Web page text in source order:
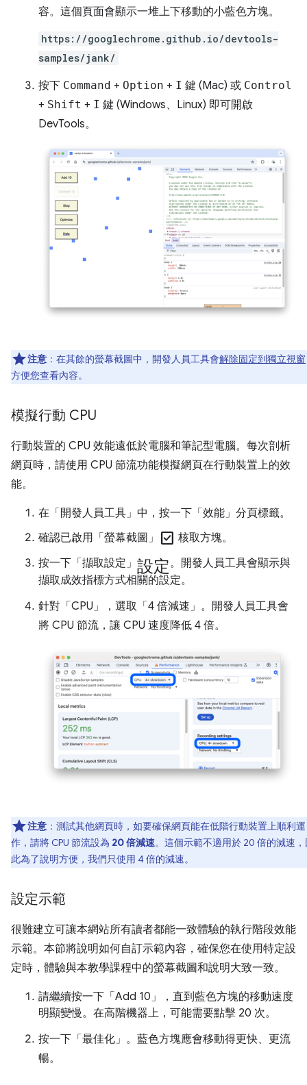
容。這個頁面會顯示一堆上下移動的小藍色方塊。
https://googlechrome.github.io/devtools-
samples/jank/
按下 Command + Option + I 鍵 (Mac) 或 Control
+ Shift + I 鍵 (Windows、Linux) 即可開啟
DevTools。
注意 ：在其餘的螢幕截圖中，開發人員工具會解除固定到獨立視窗
方便您查看內容。
模擬行動 CPU
行動裝置的 CPU 效能遠低於電腦和筆記型電腦。每次剖析
網頁時，請使用 CPU 節流功能模擬網頁在行動裝置上的效
能。
在「開發人員工具」中，按一下「效能」 分頁標籤。
確認已啟用「螢幕截圖」 check_box 核取方塊。
按一下「擷取設定」 設定。開發人員工具會顯示與
擷取成效指標方式相關的設定。
針對「CPU」
，選取「4 倍減速」 。開發人員工具會
將 CPU 節流，讓 CPU 速度降低 4 倍。
注意 ：測試其他網頁時，如要確保網頁能在低階行動裝置上順利運
作，請將 CPU 節流設為 20 倍減速。這個示範不適用於 20 倍的減速
此為了說明方便，我們只使用 4 倍的減速。
設定示範
很難建立可讓本網站所有讀者都能一致體驗的執行階段效能
示範。本節將說明如何自訂示範內容，確保您在使用特定設
定時，體驗與本教學課程中的螢幕截圖和說明大致一致。
請繼續按一下「Add 10」
，直到藍色方塊的移動速度
明顯變慢。在高階機器上，可能需要點擊 20 次。
按一下「最佳化」 。藍色方塊應會移動得更快、更流
暢。